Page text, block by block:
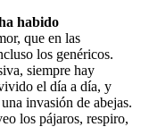
habido
que en las
los genéricos.
siempre hay
el día a día, y
invasión de abejas.
los pájaros, respiro,